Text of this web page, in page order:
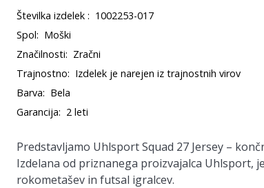
Številka izdelek : 1002253-017
Spol: Moški
Značilnosti: Zračni
Trajnostno: Izdelek je narejen iz trajnostnih virov
Barva: Bela
Garancija: 2 leti
Predstavljamo Uhlsport Squad 27 Jersey –
Izdelana od priznanega proizvajalca Uhlsport,
rokometašev in futsal igralcev.